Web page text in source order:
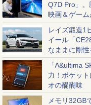
Q7D Pro」。
映画＆ゲー
レイズ鍛造1
イール「
なままに剛性
「A&ultima
力！ポケッ
オの醍醐味
メモリ32GB